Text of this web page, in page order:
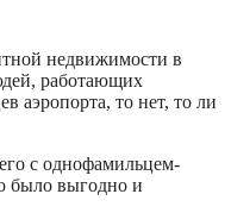
недвижимости в
работающих
аэропорта, то нет, то ли
с однофамильцем-
было выгодно и